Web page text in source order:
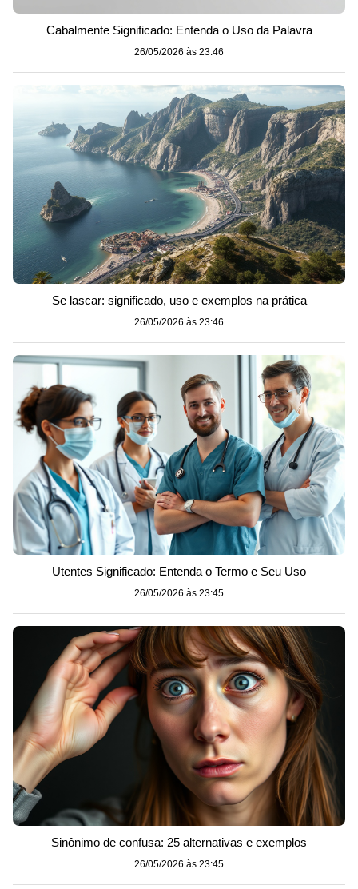
Cabalmente Significado: Entenda o Uso da Palavra
26/05/2026 às 23:46
Se lascar: significado, uso e exemplos na prática
26/05/2026 às 23:46
Utentes Significado: Entenda o Termo e Seu Uso
26/05/2026 às 23:45
Sinônimo de confusa: 25 alternativas e exemplos
26/05/2026 às 23:45